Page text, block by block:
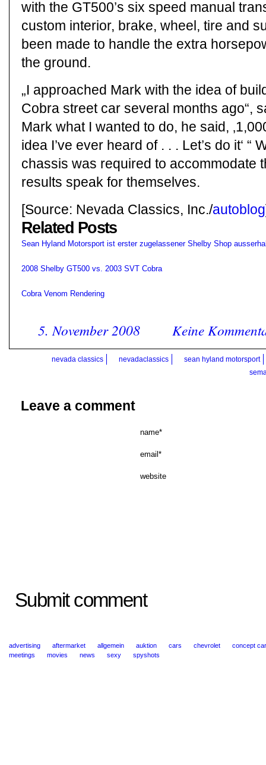
with the GT500’s six speed manual
custom interior, brake, wheel, tire and
been made to handle the extra
the ground.
„I approached Mark with the idea of
Cobra street car several months ago“,
Mark what I wanted to do, he said,
idea I’ve ever heard of . . . Let’s do it‘ “
chassis was required to accommodate
results speak for themselves.
[Source: Nevada Classics, Inc./autoblog
Related Posts
Sean Hyland Motorsport ist erster zugelassener Shelby Shop
2008 Shelby GT500 vs. 2003 SVT Cobra
Cobra Venom Rendering
5. November 2008 Keine
nevada classics nevadaclassics
sean hyland motorsport
Leave a comment
name*
email*
website
Submit comment
advertising aftermarket allgemein auktion cars chevrolet
concept
meetings
movies news sexy spyshots